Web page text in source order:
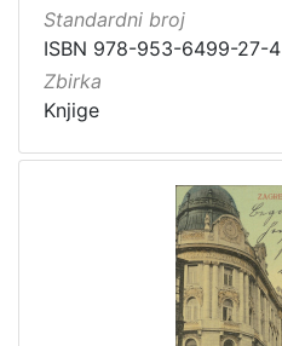
Standardni broj
ISBN 978-953-6499-27-4
Zbirka
Knjige